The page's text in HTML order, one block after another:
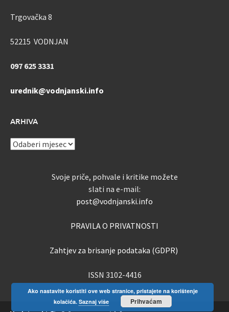
Trgovačka 8
52215 VODNJAN
097 625 3331
urednik@vodnjanski.info
ARHIVA
ARHIVA
Svoje priče, pohvale i kritike možete
slati na e-mail:
post@vodnjanski.info
PRAVILA O PRIVATNOSTI
Zahtjev za brisanje podataka (GDPR)
ISSN 3102-4416
Ako nastavite koristiti ove web stranice, pristajete na korištenje
kolačića. Saznaj više Prihvaćam